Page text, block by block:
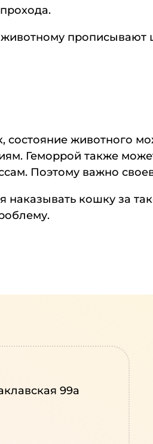
состояние животного
Геморрой также
Поэтому важно
кошку за
99а